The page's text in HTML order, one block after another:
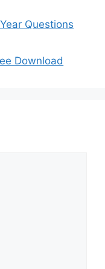
Questions
Download